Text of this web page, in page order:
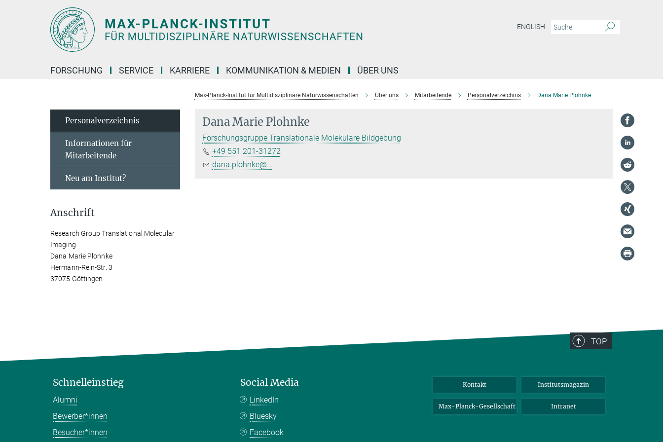
ENGLISH
FORSCHUNG SERVICE KARRIERE KOMMUNIKATION & MEDIEN ÜBER UNS
Max-Planck-Institut für Multidisziplinäre Naturwissenschaften Über uns Mitarbeitende Personalverzeichnis Dana Marie Plohnke
Dana Marie Plohnke
Forschungsgruppe Translationale Molekulare Bildgebung
+49 551 201-31272
dana.plohnke@...
Personal­verzeichnis
Informationen für
Mitarbeitende
Neu am Institut?
Anschrift
Research Group Translational Molecular
Imaging
Dana Marie Plohnke
Hermann-Rein-Str. 3
37075 Göttingen
TOP
Schnelleinstieg
Alumni
Bewerber*innen
Besucher*innen
Social Media
LinkedIn
Bluesky
Facebook
Kontakt Institutsmagazin
Max-Planck-Gesellschaft Intranet